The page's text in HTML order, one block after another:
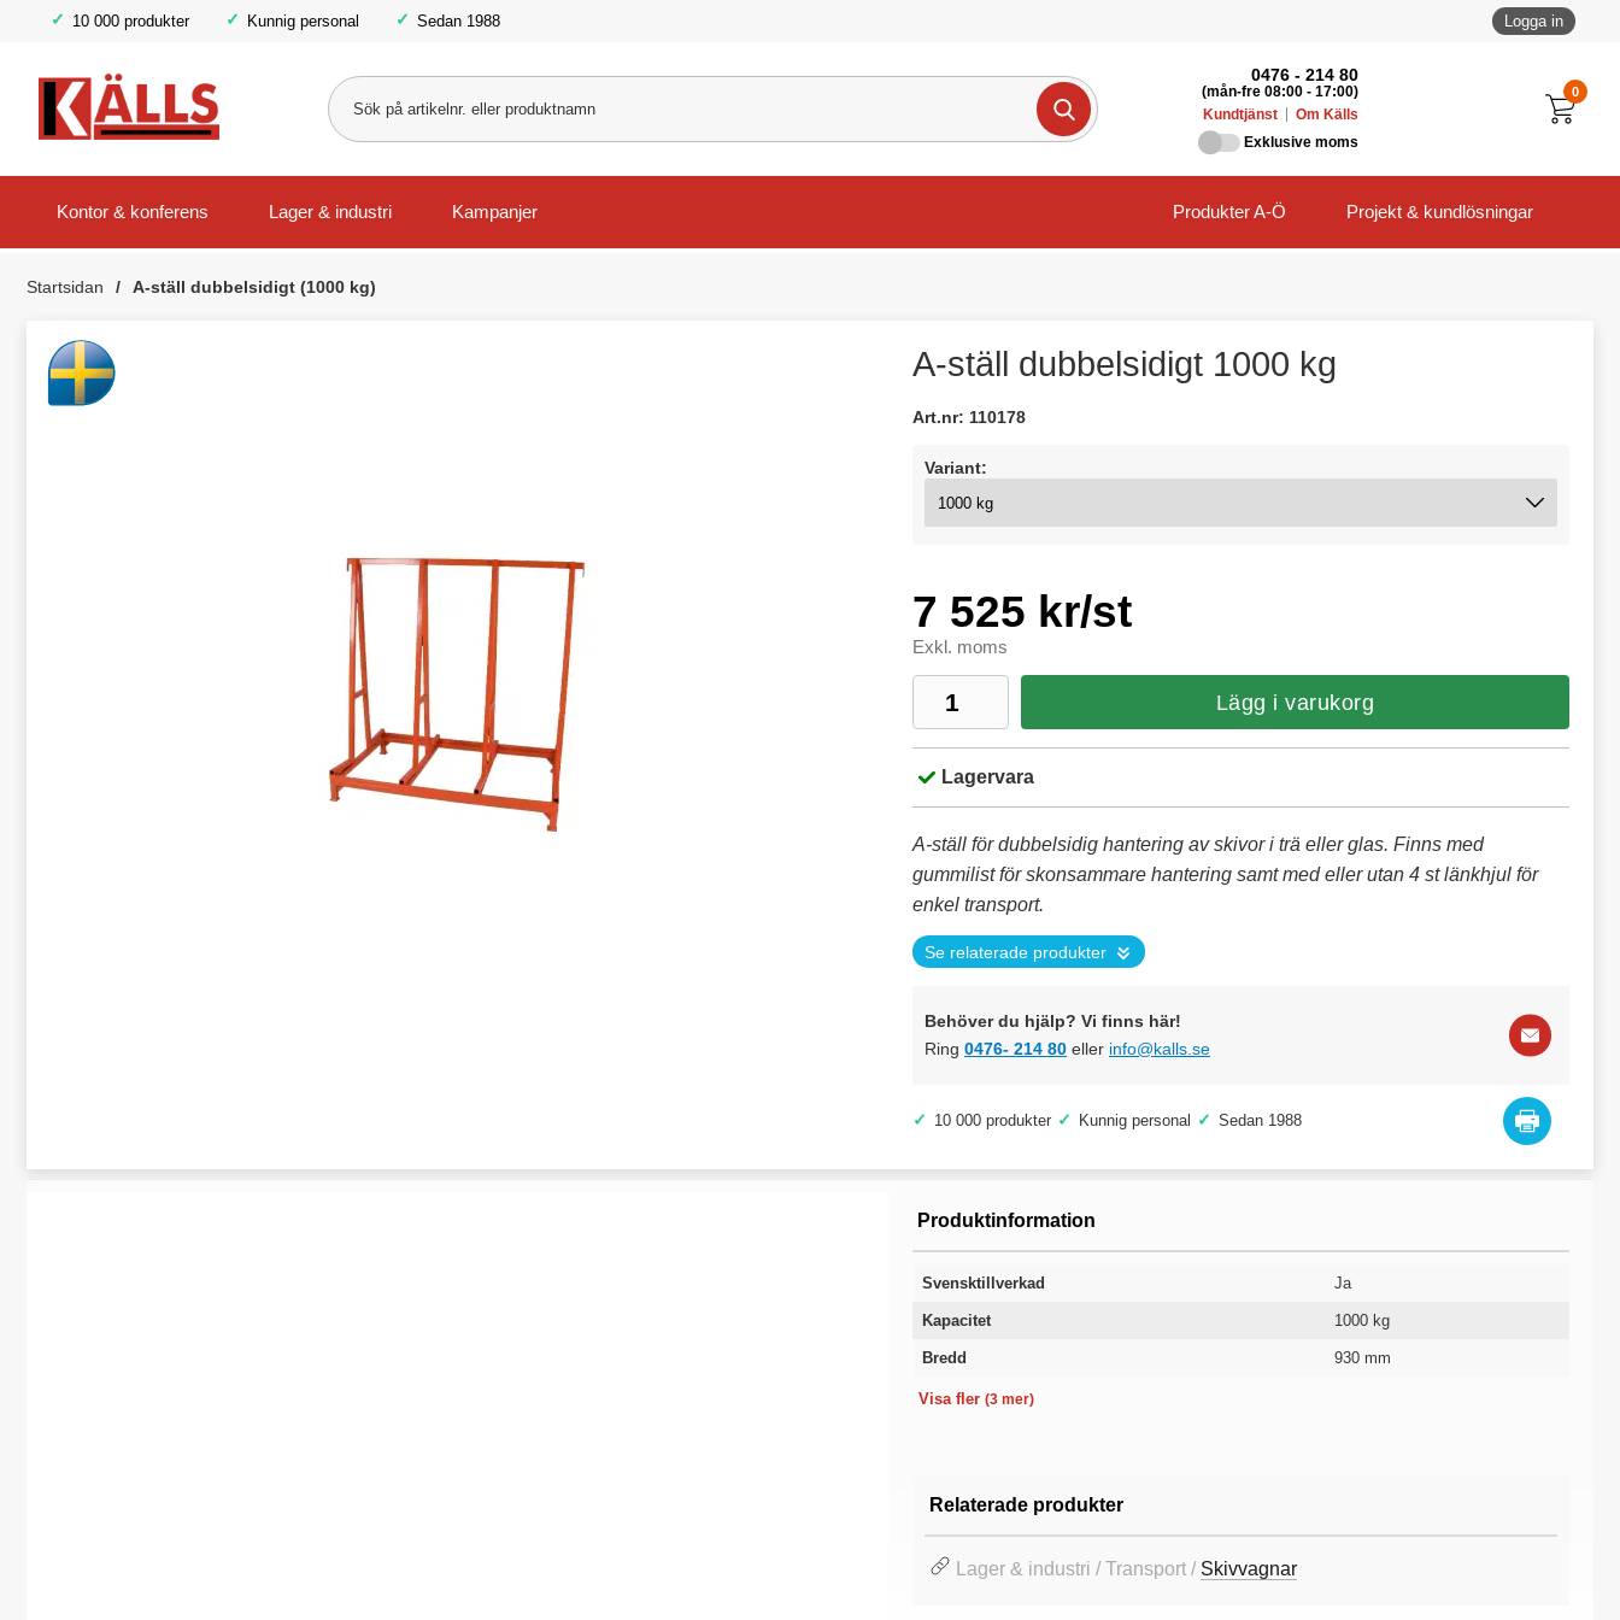
10 000 produkter Kunnig personal Sedan 1988 Logga in
0
0476 - 214 80
(mån-fre 08:00 - 17:00)
Kundtjänst
Om Källs
Exklusive moms
Kontor & konferens Lager & industri Kampanjer Produkter A-Ö Projekt & kundlösningar
Startsidan A-ställ dubbelsidigt (1000 kg)
A-ställ dubbelsidigt 1000 kg
Art.nr: 110178
Variant:
7 525 kr/st
Exkl. moms
Lägg i varukorg
Lagervara
A-ställ för dubbelsidig hantering av skivor i trä eller glas. Finns med
gummilist för skonsammare hantering samt med eller utan 4 st länkhjul för
enkel transport.
Se relaterade produkter
Behöver du hjälp? Vi finns här!
Ring 0476- 214 80 eller info@kalls.se
✓ 10 000 produkter ✓ Kunnig personal ✓ Sedan 1988
Produktinformation
Svensktillverkad Ja
Kapacitet 1000 kg
Bredd
930 mm
Visa fler (3 mer)
Relaterade produkter
Lager & industri / Transport / Skivvagnar